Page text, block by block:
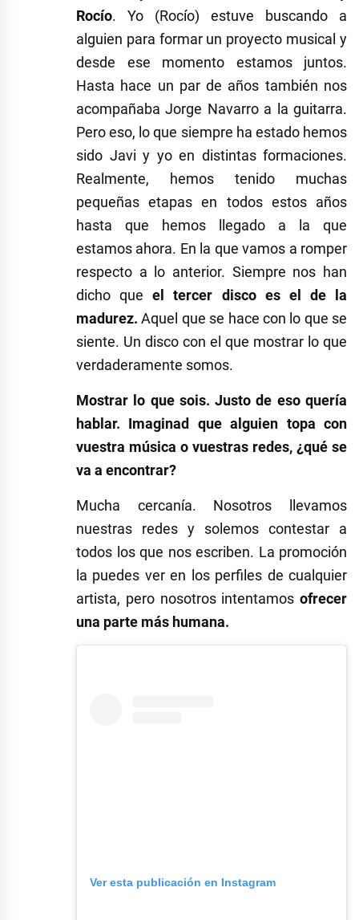
Rocío. Yo (Rocío) estuve buscando a
alguien para formar un proyecto musical y
desde ese momento estamos juntos.
Hasta hace un par de años también nos
acompañaba Jorge Navarro a la guitarra.
Pero eso, lo que siempre ha estado hemos
sido Javi y yo en distintas formaciones.
Realmente, hemos tenido muchas
pequeñas etapas en todos estos años
hasta que hemos llegado a la que
estamos ahora. En la que vamos a romper
respecto a lo anterior. Siempre nos han
dicho queel tercer disco es el de la
madurez. Aquel que se hace con lo que se
siente. Un disco con el que mostrar lo que
verdaderamente somos.
Mostrar lo que sois. Justo de eso quería
hablar. Imaginad que alguien topa con
vuestra música o vuestras redes, ¿qué se
va a encontrar?
Mucha cercanía. Nosotros llevamos
nuestras redes y solemos contestar a
todos los que nos escriben. La promoción
la puedes ver en los perfiles de cualquier
artista, pero nosotros intentamos ofrecer
una parte más humana.
Ver esta publicación en Instagram